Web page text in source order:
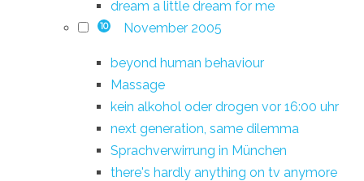
dream a little dream for me
10 November 2005
beyond human behaviour
Massage
kein alkohol oder drogen vor 16:00 uhr
next generation, same dilemma
Sprachverwirrung in München
there's hardly anything on tv anymore